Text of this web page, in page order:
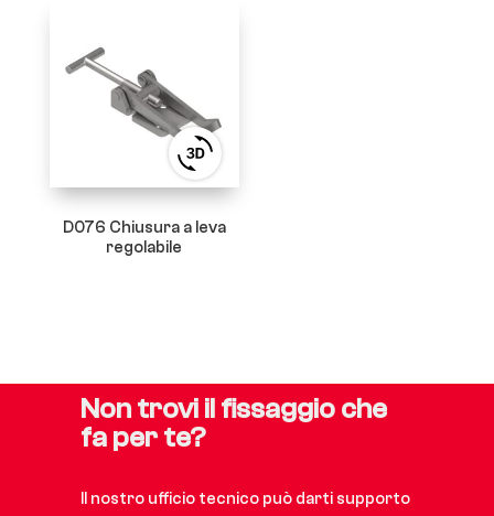
View
3D
product
D076 Chiusura a leva
regolabile
Non trovi il fissaggio che
fa per te?
Il nostro ufficio tecnico può darti supporto